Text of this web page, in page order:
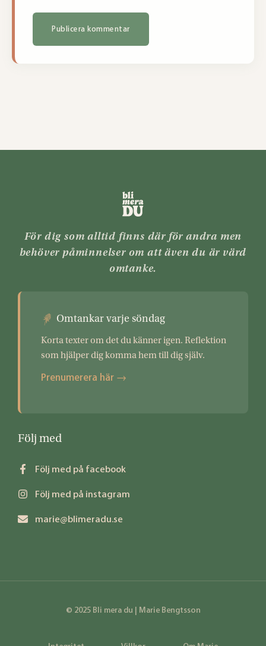
För dig som alltid finns där för andra men
behöver påminnelser om att även du är värd
omtanke.
Omtankar varje söndag
Korta texter om det du känner igen. Reflektion
som hjälper dig komma hem till dig själv.
Prenumerera här →
Följ med
Följ med på facebook
Följ med på instagram
marie@blimeradu.se
© 2025 Bli mera du | Marie Bengtsson